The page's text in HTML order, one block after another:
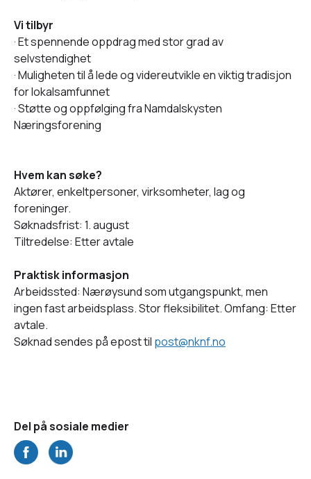
Vi tilbyr
· Et spennende oppdrag med stor grad av
selvstendighet
· Muligheten til å lede og videreutvikle en viktig tradisjon
for lokalsamfunnet
· Støtte og oppfølging fra Namdalskysten
Næringsforening
Hvem kan søke?
Aktører, enkeltpersoner, virksomheter, lag og
foreninger.
Søknadsfrist: 1. august
Tiltredelse: Etter avtale
Praktisk informasjon
Arbeidssted: Nærøysund som utgangspunkt, men
ingen fast arbeidsplass. Stor fleksibilitet. Omfang: Etter
avtale.
Søknad sendes på epost til post@nknf.no
Del på sosiale medier